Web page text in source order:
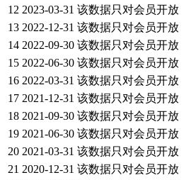
12 2023-03-31 该数据只对会员开放
13 2022-12-31 该数据只对会员开放
14 2022-09-30 该数据只对会员开放
15 2022-06-30 该数据只对会员开放
16 2022-03-31 该数据只对会员开放
17 2021-12-31 该数据只对会员开放
18 2021-09-30 该数据只对会员开放
19 2021-06-30 该数据只对会员开放
20 2021-03-31 该数据只对会员开放
21 2020-12-31 该数据只对会员开放